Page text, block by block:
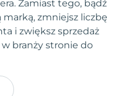
Zamiast tego, bądź
marką, zmniejsz liczbę
i zwiększ sprzedaż
w branży stronie do